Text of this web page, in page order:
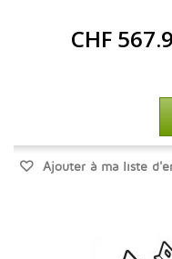
CHF
Ajouter à ma liste